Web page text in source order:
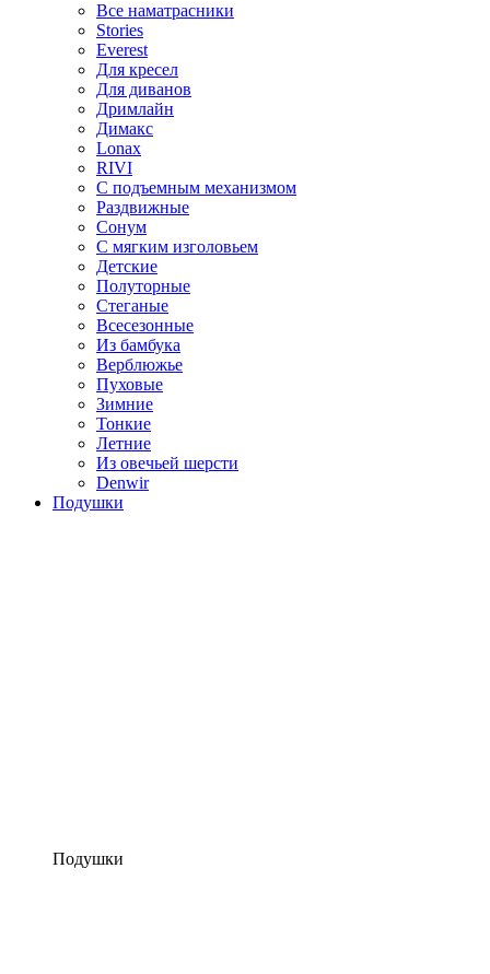
Все наматрасники
Stories
Everest
Для кресел
Для диванов
Дримлайн
Димакс
Lonax
RIVI
С подъемным механизмом
Раздвижные
Сонум
С мягким изголовьем
Детские
Полуторные
Стеганые
Всесезонные
Из бамбука
Верблюжье
Пуховые
Зимние
Тонкие
Летние
Из овечьей шерсти
Denwir
Подушки
Подушки